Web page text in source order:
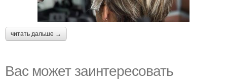
читать дальше →
Вас может заинтересовать